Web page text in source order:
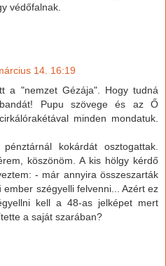
védőfalnak.
14. 16:19
a "nemzet Gézája". Hogy tudná
Pupu szövege és az Ő
minden mondatuk.
kokárdát osztogattak.
köszönöm. A kis hölgy kérdő
- már annyira összeszarták
szégyelli felvenni... Azért ez
kell a 48-as jelképet mert
a saját szarában?